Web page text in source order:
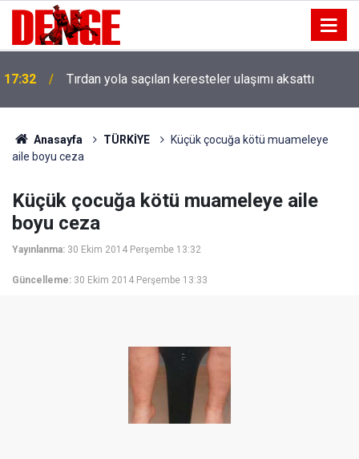
17:32 Tırdan yola saçılan keresteler ulaşımı aksattı
Anasayfa TÜRKİYE
Küçük çocuğa kötü muameleye
aile boyu ceza
Küçük çocuğa kötü muameleye aile
boyu ceza
Yayınlanma: 30 Ekim 2014 Perşembe 13:32
Güncelleme: 30 Ekim 2014 Perşembe 13:33